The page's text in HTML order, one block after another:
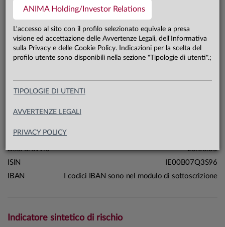
ANIMA Holding/Investor Relations
L'accesso al sito con il profilo selezionato equivale a presa
visione ed accettazione delle Avvertenze Legali, dell'Informativa
sulla Privacy e delle Cookie Policy. Indicazioni per la scelta del
profilo utente sono disponibili nella sezione "Tipologie di utenti".;
TIPOLOGIE DI UTENTI
AVVERTENZE LEGALI
PRIVACY POLICY
Patrimonio fondo 31.07.26
Patrimonio classe R 31.07.26
Carta di identità
Linea
Mercati
Sistema
Macrocategoria
Domicilio
Data di avvio
26.08.05
ISIN
IE00B07Q3S96
IBAN
I codici IBAN sono nel modulo di sottoscrizione
Indicatore sintetico di rischio